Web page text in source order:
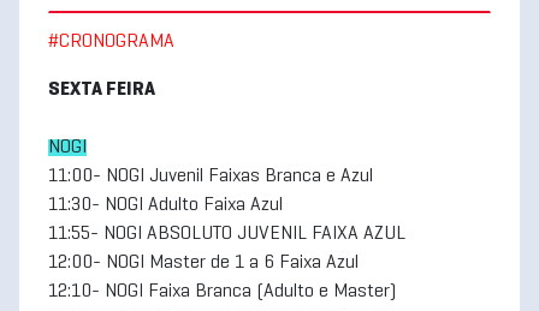
#CRONOGRAMA
SEXTA FEIRA
NOGI
11:00- NOGI Juvenil Faixas Branca e Azul
11:30- NOGI Adulto Faixa Azul
11:55- NOGI ABSOLUTO JUVENIL FAIXA AZUL
12:00- NOGI Master de 1 a 6 Faixa Azul
12:10- NOGI Faixa Branca (Adulto e Master)